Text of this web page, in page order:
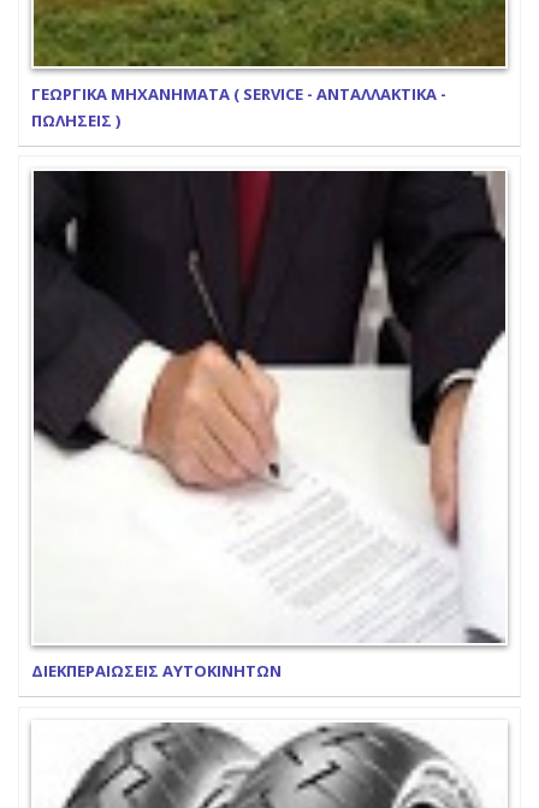
ΓΕΩΡΓΙΚΑ ΜΗΧΑΝΗΜΑΤΑ ( SERVICE - ΑΝΤΑΛΛΑΚΤΙΚΑ -
ΠΩΛΗΣΕΙΣ )
ΔΙΕΚΠΕΡΑΙΩΣΕΙΣ ΑΥΤΟΚΙΝΗΤΩΝ